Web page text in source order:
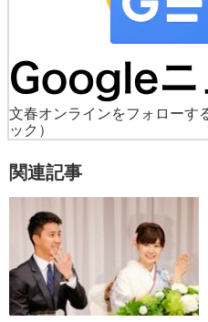
文春オンラインをフォローす
ック）
関連記事